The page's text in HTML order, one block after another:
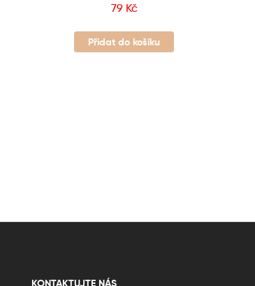
79 Kč
Přidat do košíku
KONTAKTUJTE NÁS